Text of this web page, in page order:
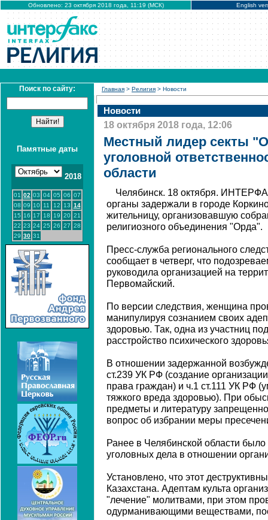
Обновлено: 23 октября 2018 года, 11:19 (МСК) English
Поиск по сайту:
Памятные даты
2018
01 02 03 04 05 06 07
08 09 10 11 12 13 14
15 16 17 18 19 20 21
22 23 24 25 26 27 28
29 30 31
Главная > Религия > Новости
Новости
18 октября 2018 года, 12:06
Местный лидер секты
уголовной
области
Челябинск. 18 октября.
органы задержали в городе
жительницу, организовавшую
религиозного объединения "Орда".
Пресс-служба регионального
сообщает в четверг, что
руководила организацией на
Первомайский.
По версии следствия, женщина
манипулируя сознанием своих
здоровью. Так, одна из участниц
расстройство психического
В отношении задержанной
ст.239 УК РФ (создание
права граждан) и ч.1 ст.111 УК РФ
тяжкого вреда здоровью). При
предметы и литературу
вопрос об избрании меры
Ранее в Челябинской области
уголовных дела в отношении
Установлено, что этот
Казахстана. Адептам культа
"лечение" молитвами, при этом
одурманивающими веществами,